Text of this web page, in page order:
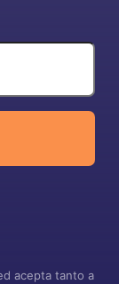
acepta tanto a